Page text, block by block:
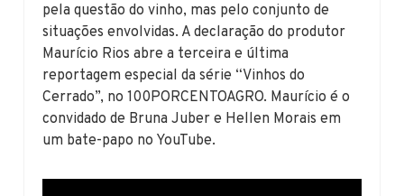
pela questão do vinho, mas pelo conjunto de
situações envolvidas. A declaração do produtor
Maurício Rios abre a terceira e última
reportagem especial da série “Vinhos do
Cerrado”, no 100PORCENTOAGRO. Maurício é o
convidado de Bruna Juber e Hellen Morais em
um bate-papo no YouTube.